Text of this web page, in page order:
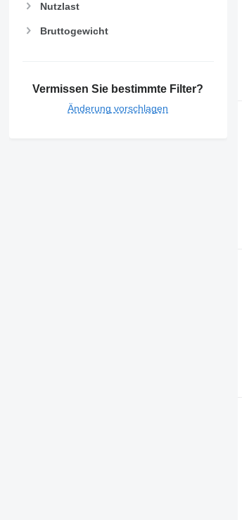
Nutzlast
Bruttogewicht
Vermissen Sie bestimmte Filter?
Änderung vorschlagen